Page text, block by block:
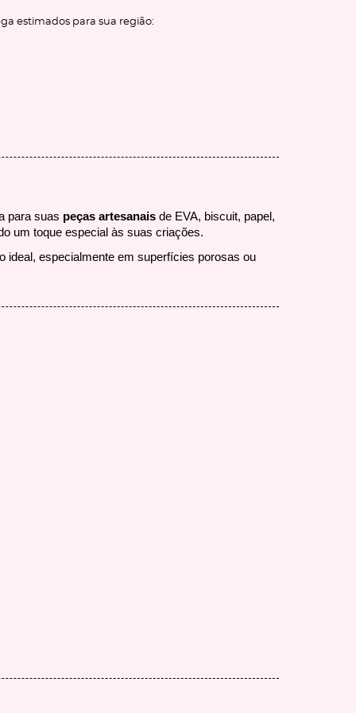
estimados para sua região:
para suas peças artesanais de EVA, biscuit, papel,
um toque especial às suas criações.
ideal, especialmente em superfícies porosas ou